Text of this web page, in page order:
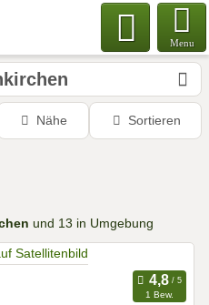
Menu
Nähe Sortieren
und 13 in Umgebung
1 Bew.